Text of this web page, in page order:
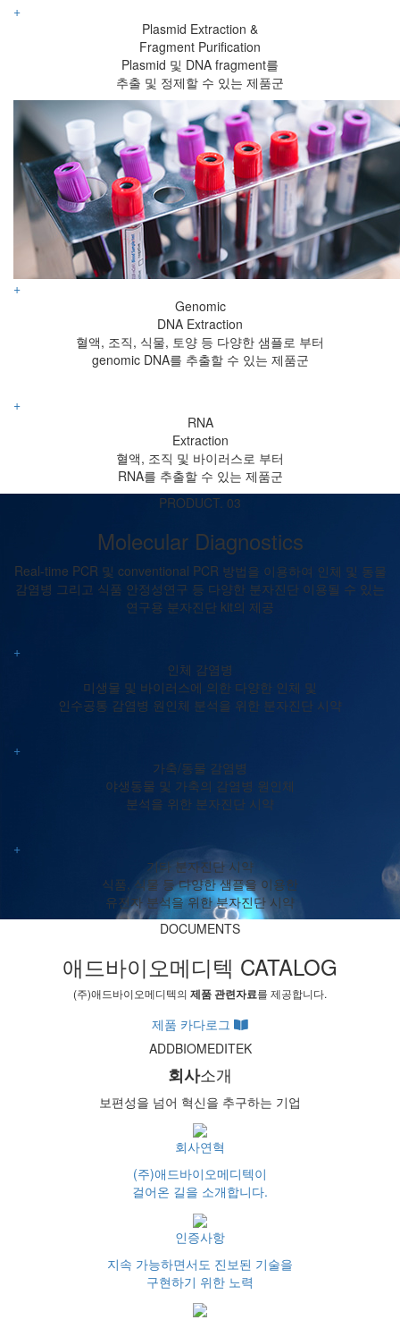
+
Plasmid Extraction &
Fragment Purification
Plasmid 및 DNA fragment를
추출 및 정제할 수 있는 제품군
+
Genomic
DNA Extraction
혈액, 조직, 식물, 토양 등 다양한 샘플로 부터
genomic DNA를 추출할 수 있는 제품군
+
RNA
Extraction
혈액, 조직 및 바이러스로 부터
RNA를 추출할 수 있는 제품군
PRODUCT. 03
Molecular Diagnostics
Real-time PCR 및 conventional PCR 방법을 이용하여 인체 및 동물
감염병 그리고 식품 안정성연구 등 다양한 분자진단 이용될 수 있는
연구용 분자진단 kit의 제공
+
인체 감염병
미생물 및 바이러스에 의한 다양한 인체 및
인수공통 감염병 원인체 분석을 위한 분자진단 시약
+
가축/동물 감염병
야생동물 및 가축의 감염병 원인체
분석을 위한 분자진단 시약
+
기타 분자진단 시약
식품, 식물 등 다양한 샘플을 이용한
유전자 분석을 위한 분자진단 시약
DOCUMENTS
애드바이오메디텍 CATALOG
(주)애드바이오메디텍의 제품 관련자료를 제공합니다.
제품 카다로그
ADDBIOMEDITEK
회사소개
보편성을 넘어 혁신을 추구하는 기업
회사연혁
(주)애드바이오메디텍이
걸어온 길을 소개합니다.
인증사항
지속 가능하면서도 진보된 기술을
구현하기 위한 노력